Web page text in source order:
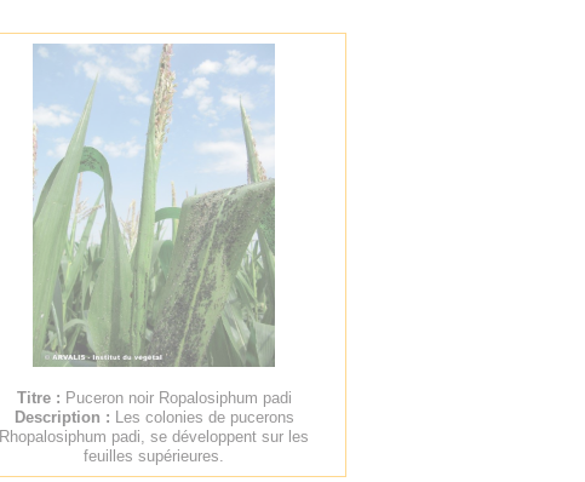
Titre : Puceron noir Ropalosiphum padi
Description : Les colonies de pucerons
Rhopalosiphum padi, se développent sur les
feuilles supérieures.